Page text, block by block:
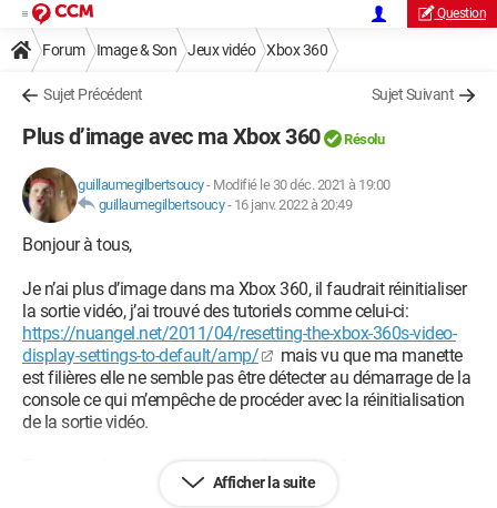
Question
Forum Image & Son Jeux vidéo Xbox 360
Sujet Précédent Sujet Suivant
Plus d’image avec ma Xbox 360 Résolu
guillaumegilbertsoucy- Modifié le 30 déc. 2021 à 19:00
guillaumegilbertsoucy- 16 janv. 2022 à 20:49
Bonjour à tous,
Je n’ai plus d’image dans ma Xbox 360, il faudrait réinitialiser
la sortie vidéo, j’ai trouvé des tutoriels comme celui-ci:
https://nuangel.net/2011/04/resetting-the-xbox-360s-video-
display-settings-to-default/amp/
mais vu que ma manette
est filières elle ne semble pas être détecter au démarrage de la
console ce qui m’empêche de procéder avec la réinitialisation
de la sortie vidéo.
Est-ce que il y a un autre moyen de procéder?
Afficher la suite